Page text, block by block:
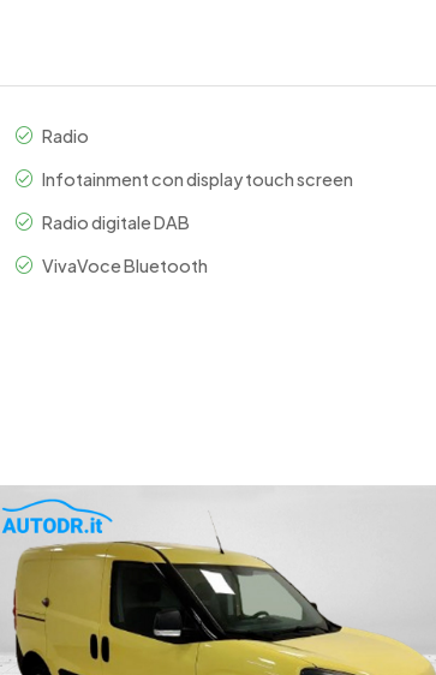
Radio
Infotainment con display touch screen
Radio digitale DAB
VivaVoce Bluetooth